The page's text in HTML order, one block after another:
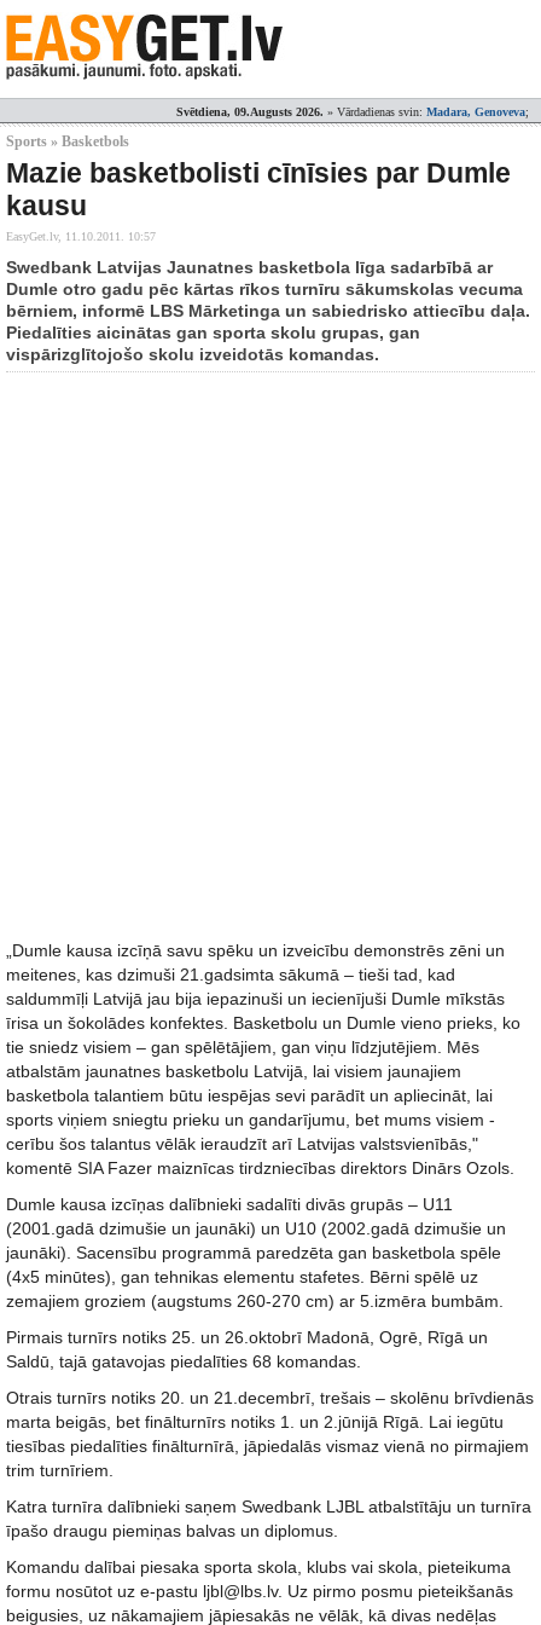
Svētdiena, 09.Augusts 2026. » Vārdadienas svin: Madara, Genoveva;
Sports » Basketbols
Mazie basketbolisti cīnīsies par Dumle
kausu
EasyGet.lv, 11.10.2011. 10:57
Swedbank Latvijas Jaunatnes basketbola līga sadarbībā ar
Dumle otro gadu pēc kārtas rīkos turnīru sākumskolas vecuma
bērniem, informē LBS Mārketinga un sabiedrisko attiecību daļa.
Piedalīties aicinātas gan sporta skolu grupas, gan
vispārizglītojošo skolu izveidotās komandas.
„Dumle kausa izcīņā savu spēku un izveicību demonstrēs zēni un
meitenes, kas dzimuši 21.gadsimta sākumā – tieši tad, kad
saldummīļi Latvijā jau bija iepazinuši un iecienījuši Dumle mīkstās
īrisa un šokolādes konfektes. Basketbolu un Dumle vieno prieks, ko
tie sniedz visiem – gan spēlētājiem, gan viņu līdzjutējiem. Mēs
atbalstām jaunatnes basketbolu Latvijā, lai visiem jaunajiem
basketbola talantiem būtu iespējas sevi parādīt un apliecināt, lai
sports viņiem sniegtu prieku un gandarījumu, bet mums visiem -
cerību šos talantus vēlāk ieraudzīt arī Latvijas valstsvienībās,"
komentē SIA Fazer maiznīcas tirdzniecības direktors Dinārs Ozols.
Dumle kausa izcīņas dalībnieki sadalīti divās grupās – U11
(2001.gadā dzimušie un jaunāki) un U10 (2002.gadā dzimušie un
jaunāki). Sacensību programmā paredzēta gan basketbola spēle
(4x5 minūtes), gan tehnikas elementu stafetes. Bērni spēlē uz
zemajiem groziem (augstums 260-270 cm) ar 5.izmēra bumbām.
Pirmais turnīrs notiks 25. un 26.oktobrī Madonā, Ogrē, Rīgā un
Saldū, tajā gatavojas piedalīties 68 komandas.
Otrais turnīrs notiks 20. un 21.decembrī, trešais – skolēnu brīvdienās
marta beigās, bet finālturnīrs notiks 1. un 2.jūnijā Rīgā. Lai iegūtu
tiesības piedalīties finālturnīrā, jāpiedalās vismaz vienā no pirmajiem
trim turnīriem.
Katra turnīra dalībnieki saņem Swedbank LJBL atbalstītāju un turnīra
īpašo draugu piemiņas balvas un diplomus.
Komandu dalībai piesaka sporta skola, klubs vai skola, pieteikuma
formu nosūtot uz e-pastu ljbl@lbs.lv. Uz pirmo posmu pieteikšanās
beigusies, uz nākamajiem jāpiesakās ne vēlāk, kā divas nedēļas